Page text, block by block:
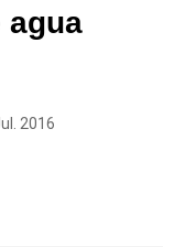
agua
2016